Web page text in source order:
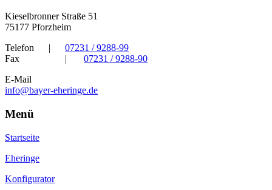
Kieselbronner Straße 51
75177 Pforzheim
Telefon
|
07231 / 9288-99
Fax
|
07231 / 9288-90
E-Mail
info@bayer-eheringe.de
Menü
Startseite
Eheringe
Konfigurator